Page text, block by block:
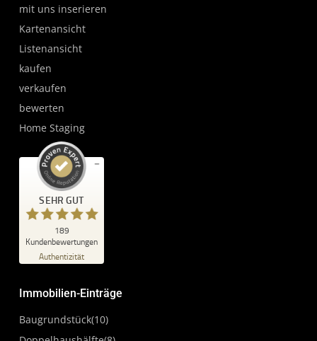
mit uns inserieren
Kartenansicht
Listenansicht
kaufen
verkaufen
bewerten
Home Staging
SEHR GUT
189
Kundenbewertungen
Authentizität
Kundenbewertungen und Erfahrungen zu
da'hoim Immobilien Hochschwarzwald
SEHR GUT
4,87
/
5,00
78
Bewertungen von
anderen Quellen
Immobilien-Einträge
Baugrundstück(10)